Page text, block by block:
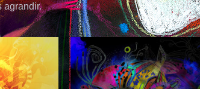
agrandir.